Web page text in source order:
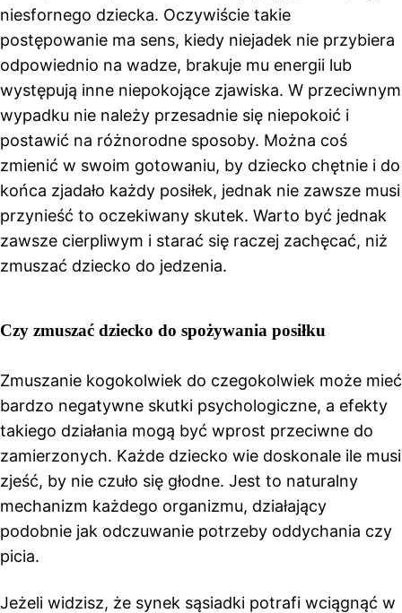
niesfornego dziecka. Oczywiście takie
postępowanie ma sens, kiedy niejadek nie przybiera
odpowiednio na wadze, brakuje mu energii lub
występują inne niepokojące zjawiska. W przeciwnym
wypadku nie należy przesadnie się niepokoić i
postawić na różnorodne sposoby. Można coś
zmienić w swoim gotowaniu, by dziecko chętnie i do
końca zjadało każdy posiłek, jednak nie zawsze musi
przynieść to oczekiwany skutek. Warto być jednak
zawsze cierpliwym i starać się raczej zachęcać, niż
zmuszać dziecko do jedzenia.
Czy zmuszać dziecko do spożywania posiłku
Zmuszanie kogokolwiek do czegokolwiek może mieć
bardzo negatywne skutki psychologiczne, a efekty
takiego działania mogą być wprost przeciwne do
zamierzonych. Każde dziecko wie doskonale ile musi
zjeść, by nie czuło się głodne. Jest to naturalny
mechanizm każdego organizmu, działający
podobnie jak odczuwanie potrzeby oddychania czy
picia.
Jeżeli widzisz, że synek sąsiadki potrafi wciągnąć w